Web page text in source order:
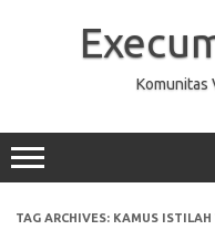
Komunitas
TAG ARCHIVES: KAMUS ISTILAH